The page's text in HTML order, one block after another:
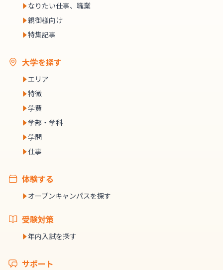
なりたい仕事、職業
親御様向け
特集記事
大学を探す
エリア
特徴
学費
学部・学科
学問
仕事
体験する
オープンキャンパスを探す
受験対策
年内入試を探す
サポート